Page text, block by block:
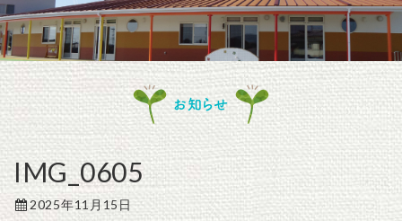
t
n
お知らせ
IMG_0605
2025年11月15日